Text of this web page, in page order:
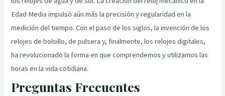
Edad Media impulsó aún más la precisión y regularidad en la
medición del tiempo. Con el paso de los siglos, la invención de los
relojes de bolsillo, de pulsera y, finalmente, los relojes digitales,
ha revolucionado la forma en que comprendemos y utilizamos las
horas en la vida cotidiana.
Preguntas Frecuentes